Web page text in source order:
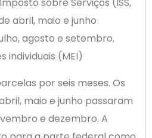
sobre Serviços (ISS,
abril, maio e junho
agosto e setembro.
individuais (MEI)
por seis meses. Os
maio e junho passaram
e dezembro. A